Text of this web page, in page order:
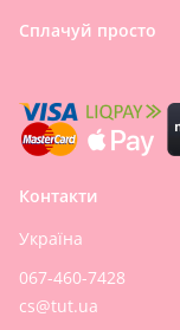
Сплачуй просто
Контакти
Україна
067-460-7428
cs@tut.ua